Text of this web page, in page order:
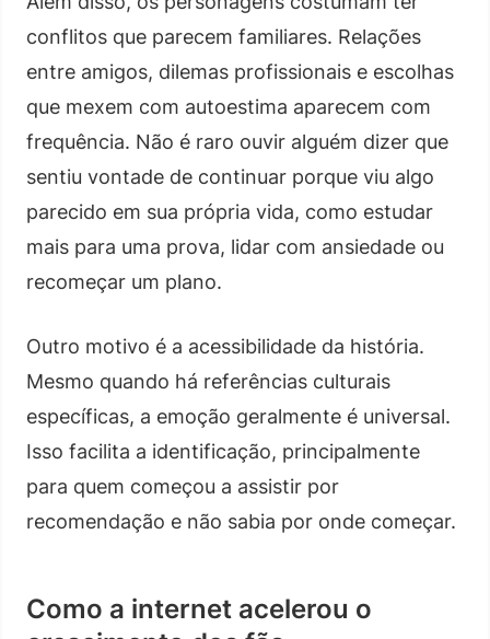
conflitos que parecem familiares. Relações
entre amigos, dilemas profissionais e escolhas
que mexem com autoestima aparecem com
frequência. Não é raro ouvir alguém dizer que
sentiu vontade de continuar porque viu algo
parecido em sua própria vida, como estudar
mais para uma prova, lidar com ansiedade ou
recomeçar um plano.
Outro motivo é a acessibilidade da história.
Mesmo quando há referências culturais
específicas, a emoção geralmente é universal.
Isso facilita a identificação, principalmente
para quem começou a assistir por
recomendação e não sabia por onde começar.
Como a internet acelerou o